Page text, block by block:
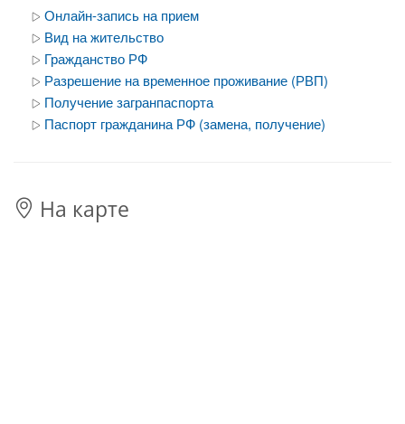
Онлайн-запись на прием
Вид на жительство
Гражданство РФ
Разрешение на временное проживание (РВП)
Получение загранпаспорта
Паспорт гражданина РФ (замена, получение)
На карте